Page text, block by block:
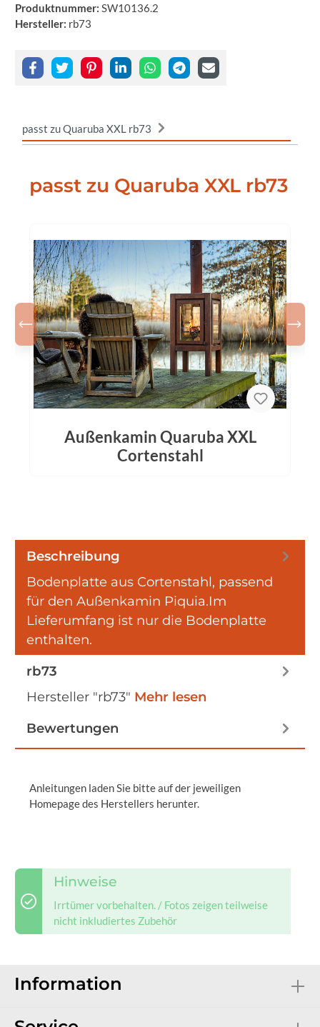
Produktnummer: SW10136.2
Hersteller: rb73
passt zu Quaruba XXL rb73
passt zu Quaruba XXL rb73
Außenkamin Quaruba XXL
Cortenstahl
Beschreibung
Bodenplatte aus Cortenstahl, passend
für den Außenkamin Piquia.Im
Lieferumfang ist nur die Bodenplatte
enthalten.
rb73
Hersteller "rb73" Mehr lesen
Bewertungen
Anleitungen laden Sie bitte auf der jeweiligen
Homepage des Herstellers herunter.
Hinweise
Irrtümer vorbehalten. / Fotos zeigen teilweise
nicht inkludiertes Zubehör
Information